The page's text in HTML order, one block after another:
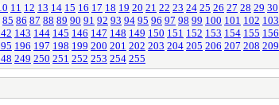
11 12 13 14 15 16 17 18 19 20 21 22 23 24 25 26 27 28 29 30
85 86 87 88 89 90 91 92 93 94 95 96 97 98 99 100 101 102 103
143 144 145 146 147 148 149 150 151 152 153 154 155 156
196 197 198 199 200 201 202 203 204 205 206 207 208 209
249 250 251 252 253 254 255